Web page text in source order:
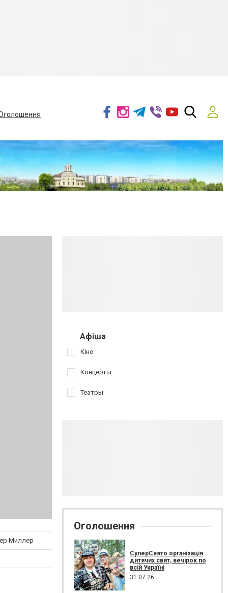
Миллер
Афіша
Кіно
Концерты
Театры
Оголошення
СуперСвято організація
дитячих свят, вечірок по
всій Україні
31.07.26